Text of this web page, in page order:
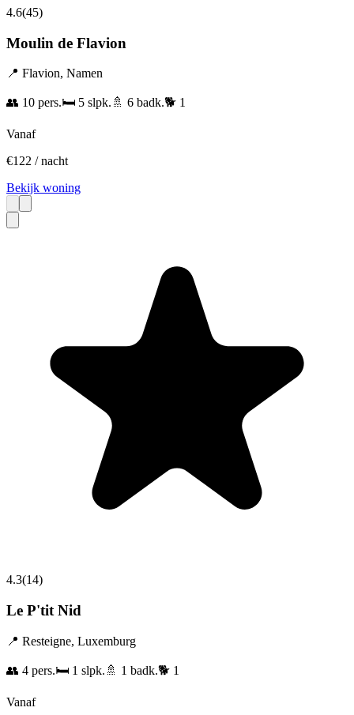
4.6(45)
Moulin de Flavion
📍 Flavion, Namen
👥 10 pers.🛏️ 5 slpk. 🚿 6 badk.🐕 1
Vanaf
€122 / nacht
Bekijk woning
4.3(14)
Le P'tit Nid
📍 Resteigne, Luxemburg
👥 4 pers.🛏️ 1 slpk. 🚿 1 badk.🐕 1
Vanaf